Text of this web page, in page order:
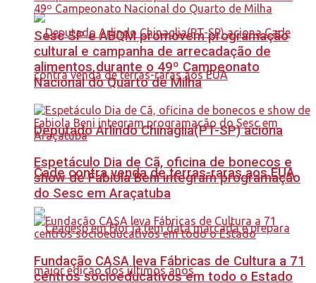
Deputado Arlindo Chinaglia(PT-SP) aciona
Cade contra venda de terras-raras aos EUA
Sesc SP e ABQM promovem programação
cultural e campanha de arrecadação de
alimentos durante o 49º Campeonato
Nacional do Quarto de Milha
Espetáculo Dia de Cã, oficina de bonecos e
show de Fabiola Beni integram programação
do Sesc em Araçatuba
Fundação CASA leva Fábricas de Cultura a 71
centros socioeducativos em todo o Estado